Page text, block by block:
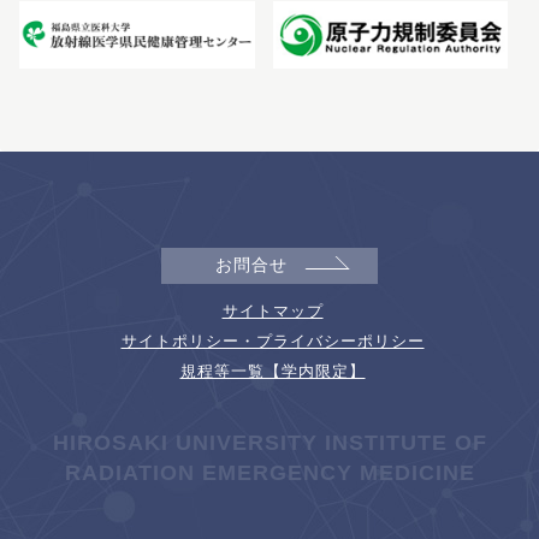
お問合せ
サイトマップ
サイトポリシー・プライバシーポリシー
規程等一覧【学内限定】
HIROSAKI UNIVERSITY INSTITUTE OF
RADIATION EMERGENCY MEDICINE